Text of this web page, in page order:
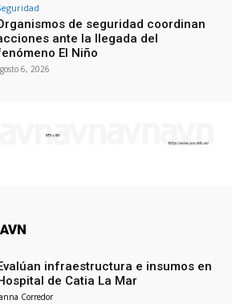
de seguridad coordinan
ante la llegada del
El Niño
6, 2026
infraestructura e insumos en
de Catia La Mar
Corredor